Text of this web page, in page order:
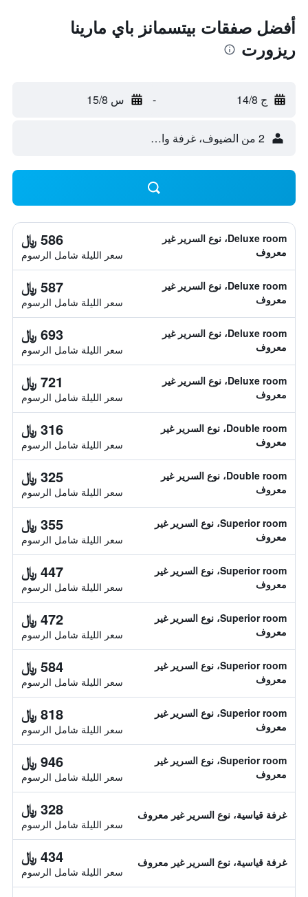
أفضل صفقات بيتسمانز باي مارينا
ريزورت
ج 14/8 - س 15/8
2 من الضيوف، غرفة واحدة
Deluxe room، نوع السرير غير
معروف
586 ﷼
سعر الليلة شامل الرسوم
Deluxe room، نوع السرير غير
معروف
587 ﷼
سعر الليلة شامل الرسوم
Deluxe room، نوع السرير غير
معروف
693 ﷼
سعر الليلة شامل الرسوم
Deluxe room، نوع السرير غير
معروف
721 ﷼
سعر الليلة شامل الرسوم
Double room، نوع السرير غير
معروف
316 ﷼
سعر الليلة شامل الرسوم
Double room، نوع السرير غير
معروف
325 ﷼
سعر الليلة شامل الرسوم
Superior room، نوع السرير غير
معروف
355 ﷼
سعر الليلة شامل الرسوم
Superior room، نوع السرير غير
معروف
447 ﷼
سعر الليلة شامل الرسوم
Superior room، نوع السرير غير
معروف
472 ﷼
سعر الليلة شامل الرسوم
Superior room، نوع السرير غير
معروف
584 ﷼
سعر الليلة شامل الرسوم
Superior room، نوع السرير غير
معروف
818 ﷼
سعر الليلة شامل الرسوم
Superior room، نوع السرير غير
معروف
946 ﷼
سعر الليلة شامل الرسوم
غرفة قياسية، نوع السرير غير معروف 328 ﷼
سعر الليلة شامل الرسوم
غرفة قياسية، نوع السرير غير معروف 434 ﷼
سعر الليلة شامل الرسوم